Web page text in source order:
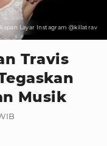
Layar Instagram @killatrav
Travis
Musik